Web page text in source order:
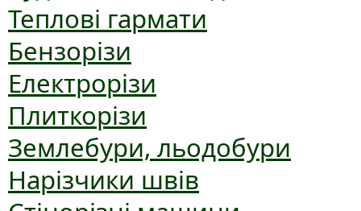
Теплові гармати
Бензорізи
Електрорізи
Плиткорізи
Землебури, льодобури
Нарізчики швів